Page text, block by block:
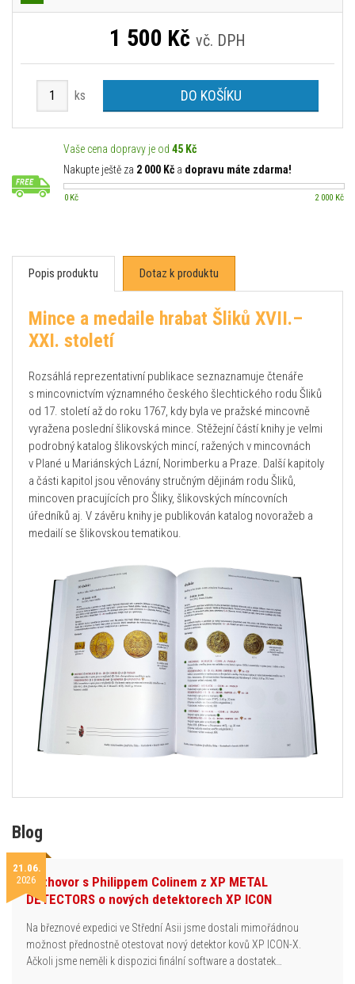
1 500 Kč vč. DPH
ks DO KOŠÍKU
Vaše cena dopravy je od 45 Kč
Nakupte ještě za 2 000 Kč a dopravu máte zdarma!
0 Kč 2 000 Kč
Popis produktu Dotaz k produktu
Mince a medaile hrabat Šliků XVII.–
XXI. století
Rozsáhlá reprezentativní publikace seznaznamuje čtenáře
s mincovnictvím významného českého šlechtického rodu Šliků
od 17. století až do roku 1767, kdy byla ve pražské mincovně
vyražena poslední šlikovská mince. Stěžejní částí knihy je velmi
podrobný katalog šlikovských mincí, ražených v mincovnách
v Plané u Mariánských Lázní, Norimberku a Praze. Další kapitoly
a části kapitol jsou věnovány stručným dějinám rodu Šliků,
mincoven pracujících pro Šliky, šlikovských míncovních
úředníků aj. V závěru knihy je publikován katalog novoražeb a
medailí se šlikovskou tematikou.
Blog
21.06.
2026Rozhovor s Philippem Colinem z XP METAL
DETECTORS o nových detektorech XP ICON
Na březnové expedici ve Střední Asii jsme dostali mimořádnou
možnost přednostně otestovat nový detektor kovů XP ICON-X.
Ačkoli jsme neměli k dispozici finální software a dostatek…